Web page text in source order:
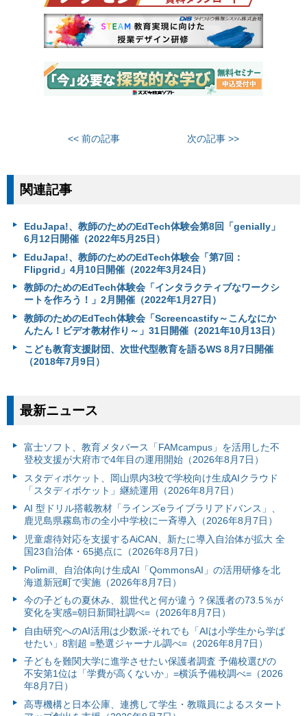
<< 前の記事 次の記事 >>
関連記事
EduJapa!、教師のためのEdTech体験会第8回「genially」
6月12日開催（2022年5月25日）
EduJapa!、教師のためのEdTech体験会「第7回：
Flipgrid」4月10日開催（2022年3月24日）
教師のためのEdTech体験会「インタラクティブなワークシ
ートを作ろう！」2月開催（2022年1月27日）
教師のためのEdTech体験会「Screencastify～こんなにか
んたん！ビデオ教材作り～」31日開催（2021年10月13日）
こども教育⽀援財団、次世代型教育を語るWS 8月7日開催
（2018年7月9日）
最新ニュース
富⼠ソフト、教育メタバース「FAMcampus」を活用した不
登校支援が大府市で4年目の運用開始（2026年8月7日）
スタディポケット、岡山県内3校で学校向け生成AIクラウド
「スタディポケット」継続運用（2026年8月7日）
AI 型ドリル搭載教材「ラインズeライブラリアドバンス」、
鹿児島県霧島市の全小中学校に一斉導入（2026年8月7日）
児童虐待対応を支援するAiCAN、新たに導入自治体が拡大 全
国23自治体・65拠点に（2026年8月7日）
Polimill、自治体向け生成AI「QommonsAI」の活用研修を北
海道新冠町で実施（2026年8月7日）
今の子どもの夏休み、親世代と何が違う？保護者の73.5％が
変化を実感=朝日新聞社調べ=（2026年8月7日）
自由研究へのAI活用は少数派-それでも「AIは小学生から学ば
せたい」8割超 =塾選ジャーナル調べ=（2026年8月7日）
子どもを難関大学に進学させたい保護者調査 予備校選びの
不安第1位は「学費が高くないか」=横浜予備校調べ=（2026
年8月7日）
高専機構と日本公庫、連携して学生・教職員によるスタート